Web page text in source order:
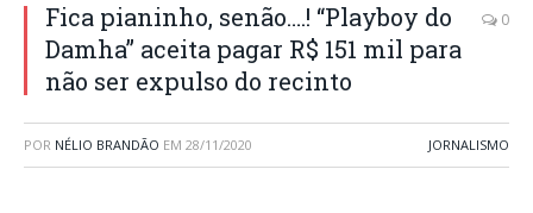
Fica pianinho, senão….! “Playboy do
Damha” aceita pagar R$ 151 mil para
não ser expulso do recinto
0
POR NÉLIO BRANDÃO EM 28/11/2020 JORNALISMO